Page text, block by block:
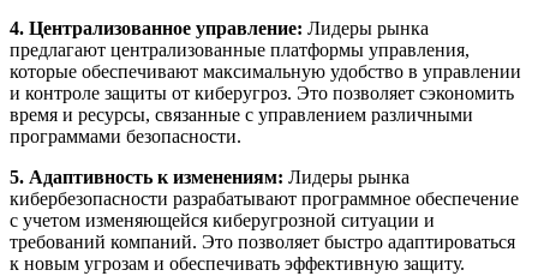
4. Централизованное управление: Лидеры рынка
предлагают централизованные платформы управления,
которые обеспечивают максимальную удобство в управлении
и контроле защиты от киберугроз. Это позволяет сэкономить
время и ресурсы, связанные с управлением различными
программами безопасности.
5. Адаптивность к изменениям: Лидеры рынка
кибербезопасности разрабатывают программное обеспечение
с учетом изменяющейся киберугрозной ситуации и
требований компаний. Это позволяет быстро адаптироваться
к новым угрозам и обеспечивать эффективную защиту.